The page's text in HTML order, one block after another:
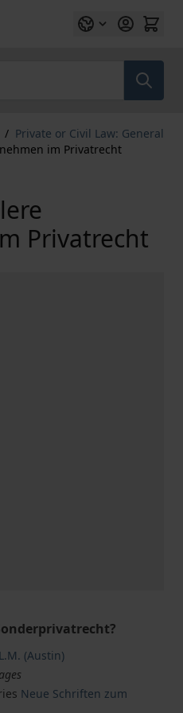
/ Private or Civil Law: General
im Privatrecht
Privatrecht
(Austin)
Neue Schriften zum